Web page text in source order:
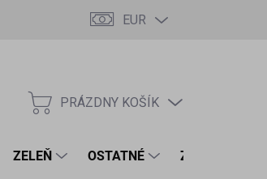
EUR
NÁKUPNÝ
PRÁZDNY KOŠÍK
ZELEŇ OSTATNÉ ZNAČKY